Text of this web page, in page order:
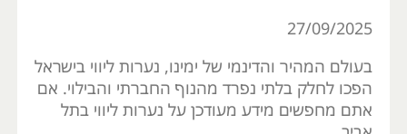
27/09/2025
בעולם המהיר והדינמי של ימינו, נערות ליווי בישראל
הפכו לחלק בלתי נפרד מהנוף החברתי והבילוי. אם
אתם מחפשים מידע מעודכן על נערות ליווי בתל